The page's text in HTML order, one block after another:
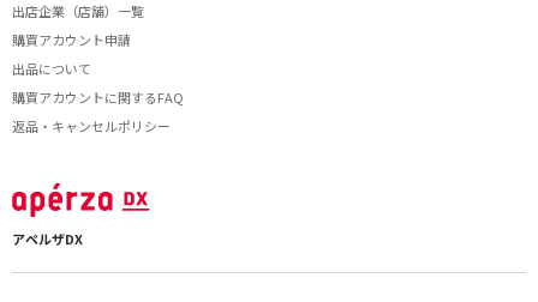
出店企業（店舗）一覧
購買アカウント申請
出品について
購買アカウントに関するFAQ
返品・キャンセルポリシー
アペルザDX